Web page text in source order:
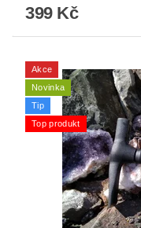
399 Kč
Akce
Novinka
Tip
Top produkt